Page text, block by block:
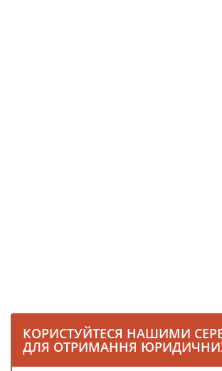
КОРИСТУЙТЕСЯ НАШИМИ
ДЛЯ ОТРИМАННЯ